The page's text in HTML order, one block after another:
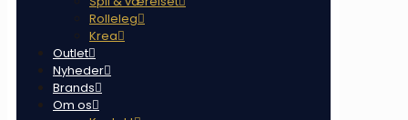
Rolleleg
Krea
Outlet
Nyheder
Brands
Om os